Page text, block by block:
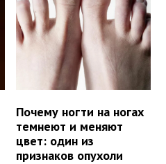
Почему ногти на ногах
темнеют и меняют
цвет: один из
признаков опухоли